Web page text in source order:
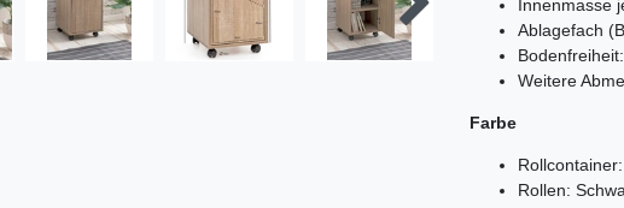
Innenmasse
Ablagefach
Weitere
Farbe
Rollen: